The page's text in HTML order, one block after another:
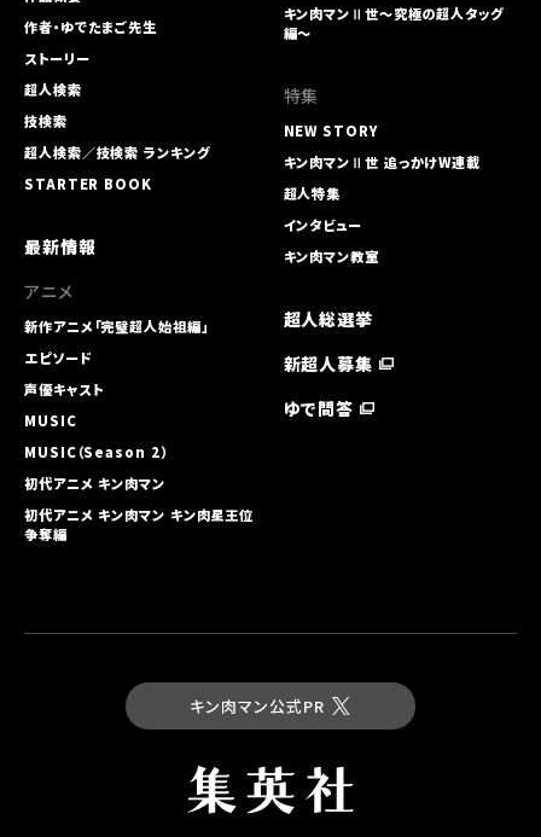
作者・ゆでたまご先生
ストーリー
超人検索
技検索
超人検索／技検索 ランキング
STARTER BOOK
最新情報
アニメ
新作アニメ「完璧超人始祖編」
エピソード
声優キャスト
MUSIC
MUSIC（Season 2）
初代アニメ キン⾁マン
初代アニメ キン⾁マン キン⾁星王位
争奪編
キン肉マンⅡ世～究極の超人タッグ
編～
特集
NEW STORY
キン肉マンⅡ世 追っかけW連載
超人特集
インタビュー
キン肉マン教室
超人総選挙
新超人募集
ゆで問答
キン肉マン公式PR